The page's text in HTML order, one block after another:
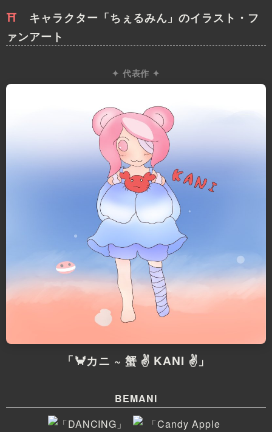
キャラクター「ちぇるみん」のイラスト・フ
ァンアート
✦ 代表作 ✦
「🦀カニ ~ 蟹 ✌ KANI ✌」
BEMANI